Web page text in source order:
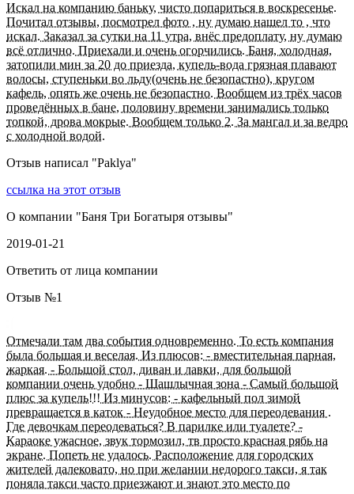
Искал на компанию баньку, чисто попариться в воскресенье.
Почитал отзывы, посмотрел фото , ну думаю нашел то , что
искал. Заказал за сутки на 11 утра, внёс предоплату, ну думаю
всё отлично. Приехали и очень огорчились. Баня, холодная,
затопили мин за 20 до приезда, купель-вода грязная плавают
волосы, ступеньки во льду(очень не безопастно), кругом
кафель, опять же очень не безопастно. Вообщем из трёх часов
проведённых в бане, половину времени занимались только
топкой, дрова мокрые. Вообщем только 2. За мангал и за ведро
с холодной водой.
Отзыв написал "Paklya"
ссылка на этот отзыв
О компании "Баня Три Богатыря отзывы"
2019-01-21
Ответить от лица компании
Отзыв №1
Отмечали там два события одновременно. То есть компания
была большая и веселая. Из плюсов: - вместительная парная,
жаркая. - Большой стол, диван и лавки, для большой
компании очень удобно - Шашлычная зона - Самый большой
плюс за купель!!! Из минусов: - кафельный пол зимой
превращается в каток - Неудобное место для переодевания .
Где девочкам переодеваться? В парилке или туалете? -
Караоке ужасное, звук тормозил, тв просто красная рябь на
экране. Попеть не удалось. Расположение для городских
жителей далековато, но при желании недорого такси, я так
поняла такси часто приезжают и знают это место по